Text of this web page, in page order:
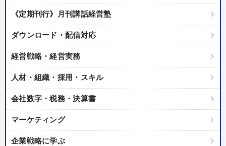
《定期刊行》月刊講話経営塾
ダウンロード・配信対応
経営戦略・経営実務
人材・組織・採用・スキル
会社数字・税務・決算書
マーケティング
企業戦略に学ぶ